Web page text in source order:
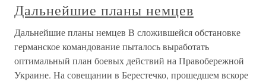
Дальнейшие планы немцев
Дальнейшие планы немцев В сложившейся обстановке
германское командование пыталось выработать
оптимальный план боевых действий на Правобережной
Украине. На совещании в Берестечко, прошедшем вскоре